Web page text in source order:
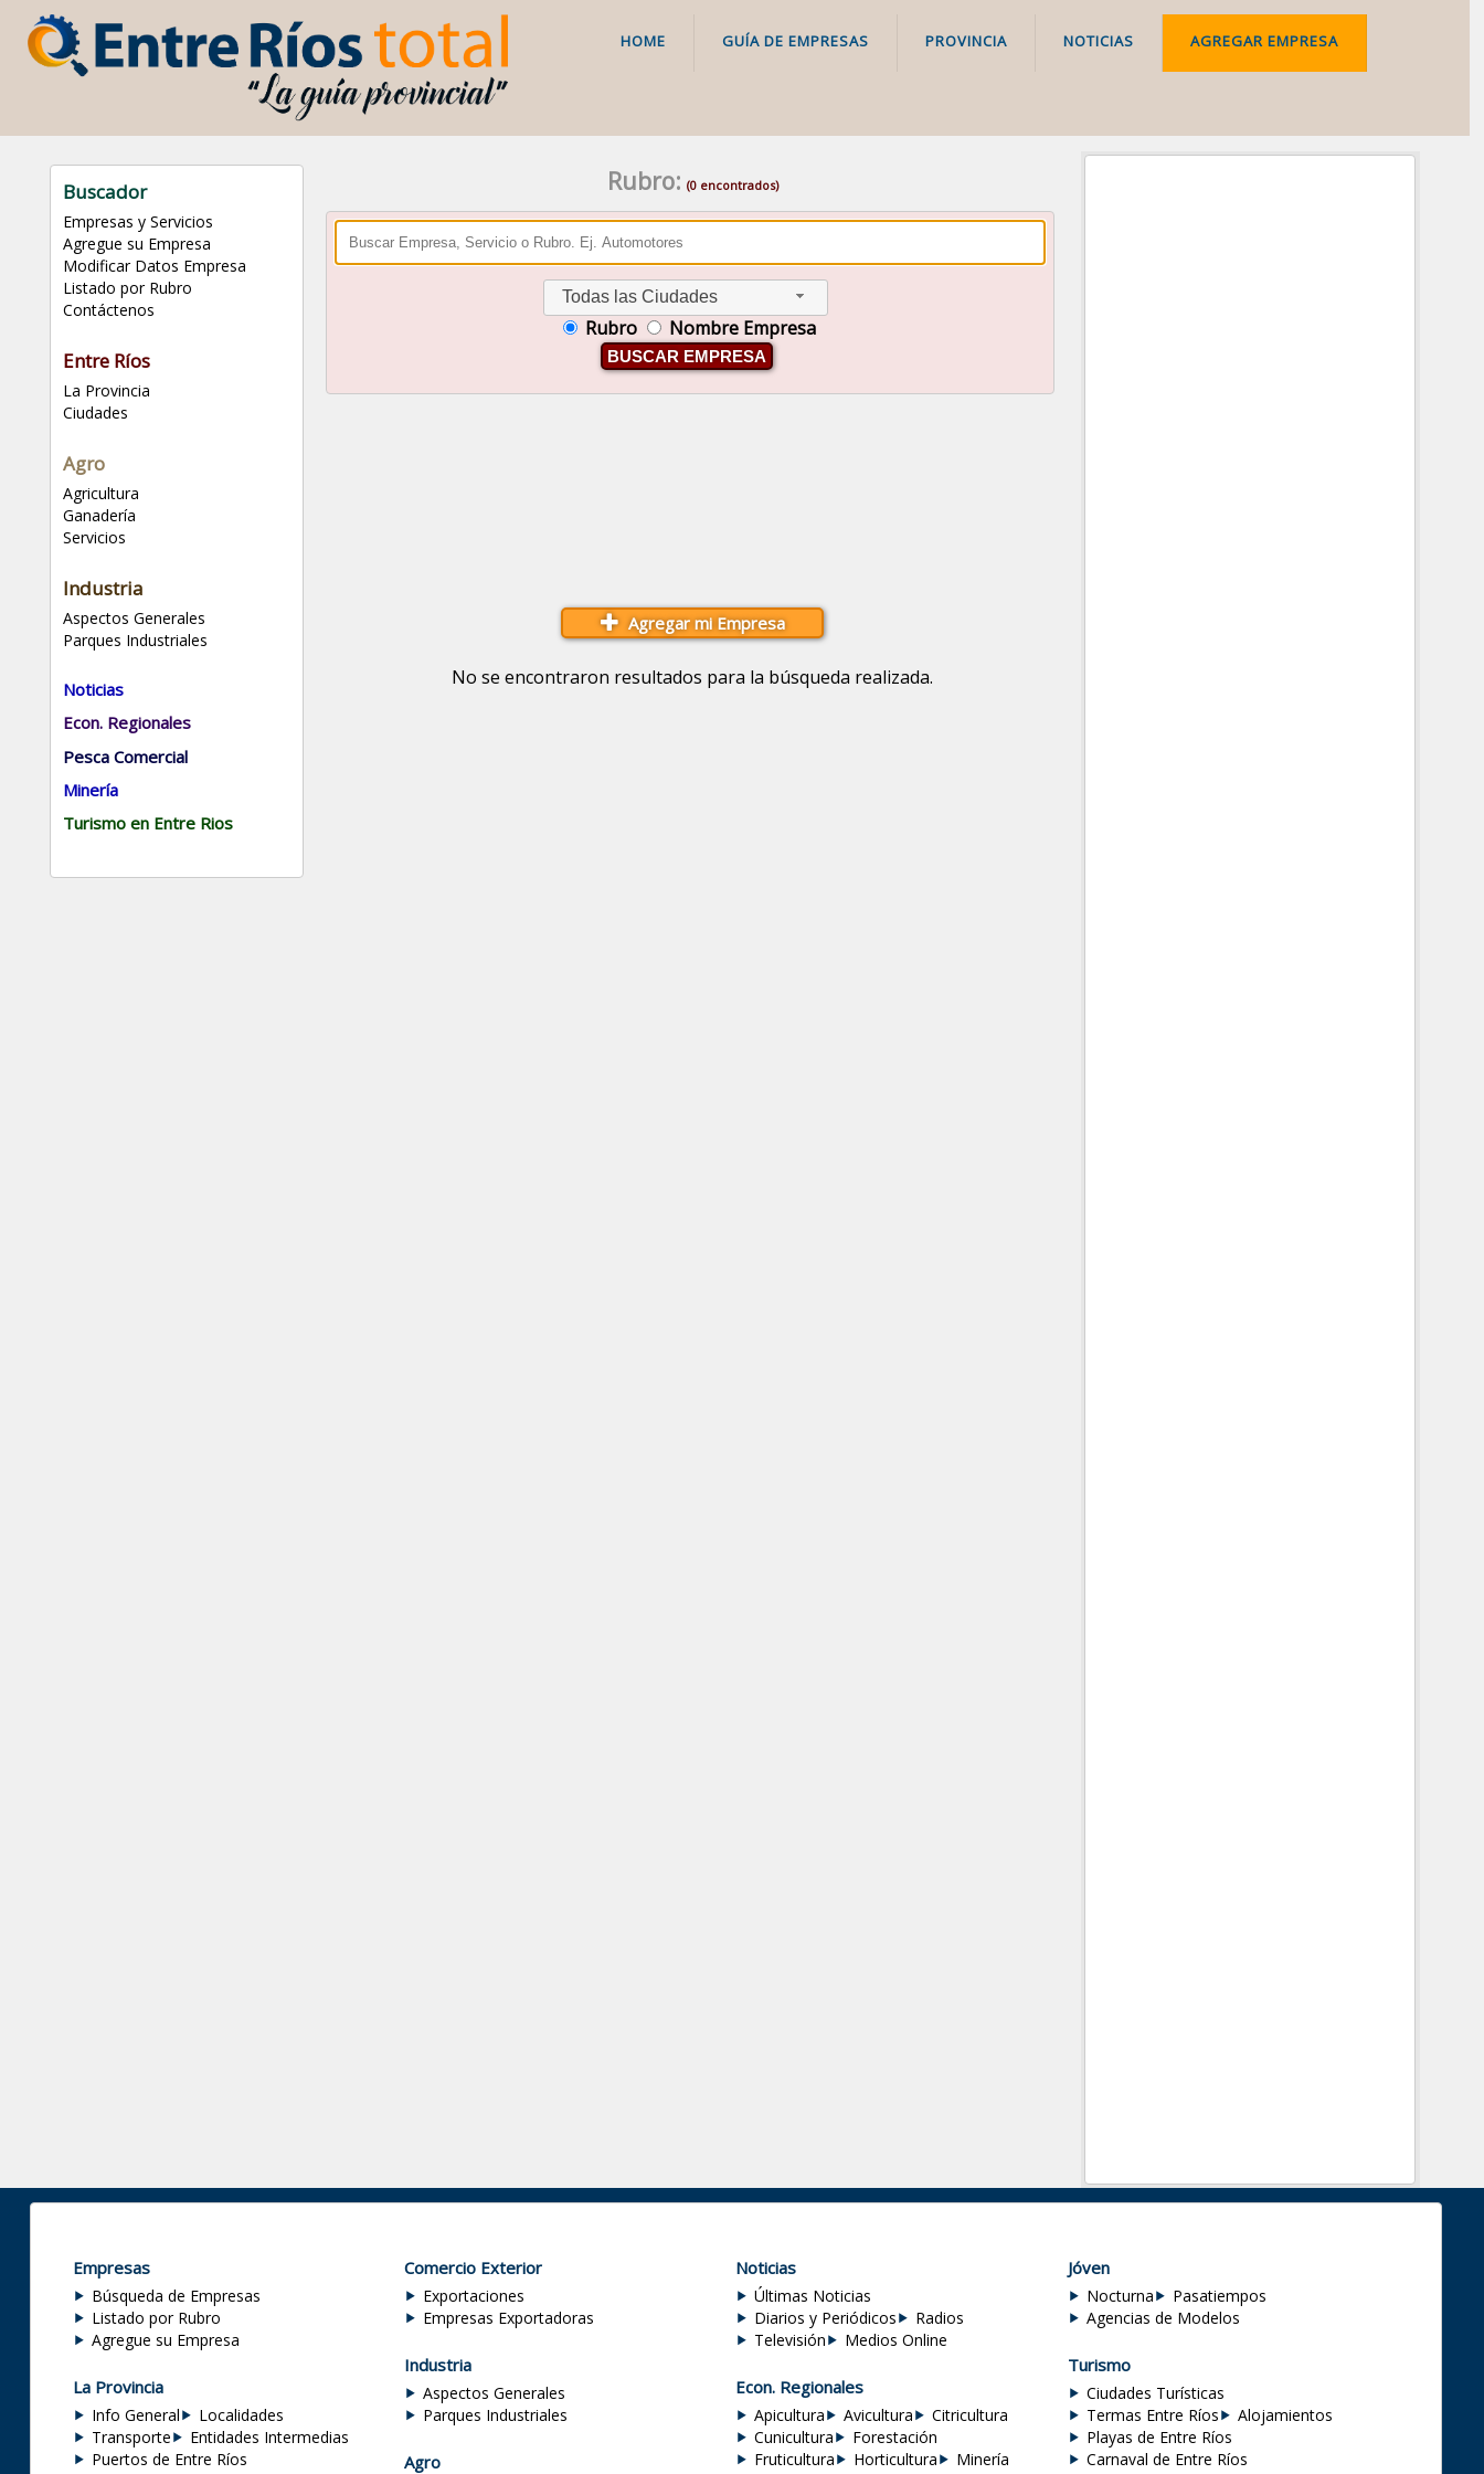
HOME GUÍA DE EMPRESAS PROVINCIA NOTICIAS AGREGAR EMPRESA
Buscador
Empresas y Servicios
Agregue su Empresa
Modificar Datos Empresa
Listado por Rubro
Contáctenos
Entre Ríos
La Provincia
Ciudades
Agro
Agricultura
Ganadería
Servicios
Industria
Aspectos Generales
Parques Industriales
Noticias
Econ. Regionales
Pesca Comercial
Minería
Turismo en Entre Rios
Rubro: (0 encontrados)
Todas las Ciudades
Rubro Nombre Empresa
BUSCAR EMPRESA
Agregar mi Empresa
No se encontraron resultados para la búsqueda realizada.
Empresas
Búsqueda de Empresas
Listado por Rubro
Agregue su Empresa
La Provincia
Info General
Localidades
Transporte
Entidades Intermedias
Puertos de Entre Ríos
Comercio Exterior
Exportaciones
Empresas Exportadoras
Industria
Aspectos Generales
Parques Industriales
Agro
Noticias
Últimas Noticias
Diarios y Periódicos
Radios
Televisión
Medios Online
Econ. Regionales
Apicultura Avicultura
Citricultura
Cunicultura
Forestación
Fruticultura
Horticultura
Minería
Jóven
Nocturna
Pasatiempos
Agencias de Modelos
Turismo
Ciudades Turísticas
Termas Entre Ríos
Alojamientos
Playas de Entre Ríos
Carnaval de Entre Ríos